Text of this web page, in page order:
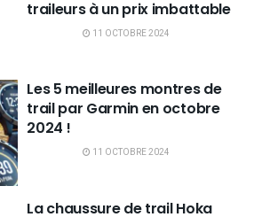
traileurs à un prix imbattable
11 OCTOBRE 2024
Les 5 meilleures montres de
trail par Garmin en octobre
2024 !
11 OCTOBRE 2024
La chaussure de trail Hoka